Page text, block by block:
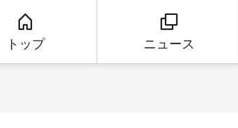
トップ ニュース